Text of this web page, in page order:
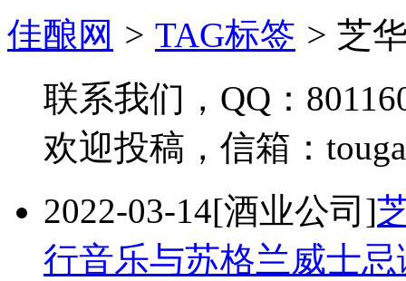
佳酿网 > TAG标签 > 芝
联系我们，QQ：
欢迎投稿，信箱：
2022-03-14[酒业公司]
行音乐与苏格兰威士忌